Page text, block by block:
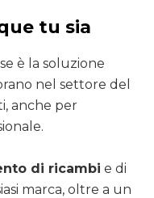
tu sia
è la soluzione
nel settore del
anche per
di ricambi e di
marca, oltre a un